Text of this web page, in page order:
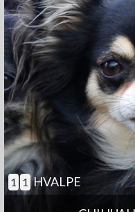
1 1 HVALPE